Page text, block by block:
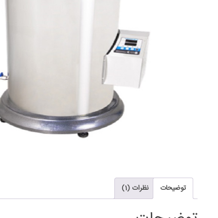
توضیحات نظرات (1)